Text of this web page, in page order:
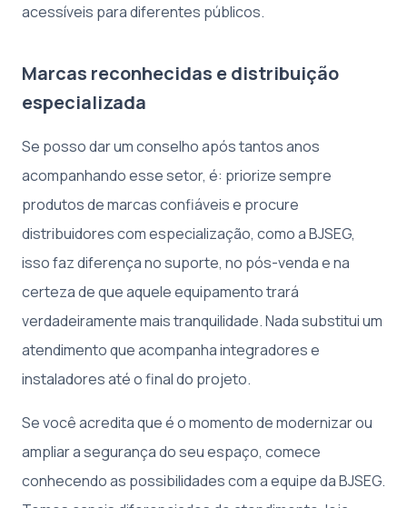
acessíveis para diferentes públicos.
Marcas reconhecidas e distribuição
especializada
Se posso dar um conselho após tantos anos
acompanhando esse setor, é: priorize sempre
produtos de marcas confiáveis e procure
distribuidores com especialização, como a BJSEG,
isso faz diferença no suporte, no pós-venda e na
certeza de que aquele equipamento trará
verdadeiramente mais tranquilidade. Nada substitui um
atendimento que acompanha integradores e
instaladores até o final do projeto.
Se você acredita que é o momento de modernizar ou
ampliar a segurança do seu espaço, comece
conhecendo as possibilidades com a equipe da BJSEG.